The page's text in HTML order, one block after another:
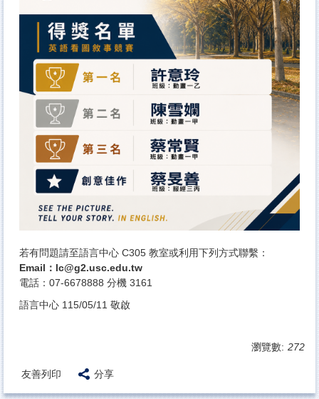
若有問題請至語言中心 C305 教室或利用下列方式聯繫：
Email： lc@g2.usc.edu.tw
電話：07-6678888 分機 3161
語言中心 115/05/11 敬啟
瀏覽數: 272
友善列印 分享